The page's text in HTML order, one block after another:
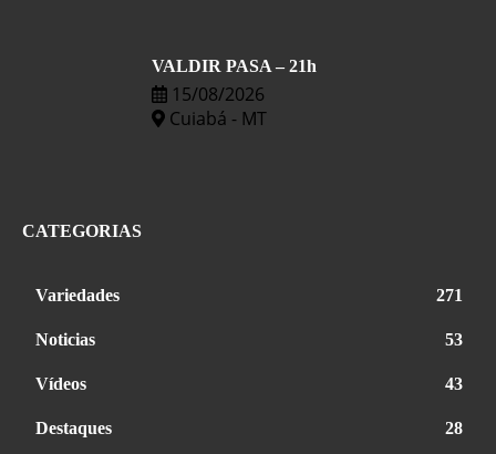
VALDIR PASA – 21h
15/08/2026
Cuiabá - MT
CATEGORIAS
Variedades 271
Noticias 53
Vídeos 43
Destaques 28